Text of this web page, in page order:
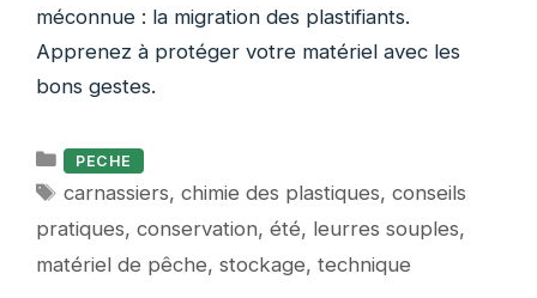
méconnue : la migration des plastifiants.
Apprenez à protéger votre matériel avec les
bons gestes.
Catégories
PECHE
Étiquettes
carnassiers,chimie des plastiques,conseils
pratiques, conservation, été, leurres souples,
matériel de pêche, stockage, technique